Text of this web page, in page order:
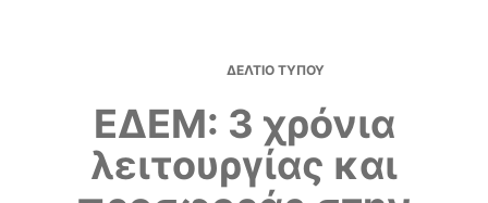
ΔΕΛΤΙΟ ΤΥΠΟΥ
ΕΔΕΜ: 3 χρόνια
λειτουργίας και